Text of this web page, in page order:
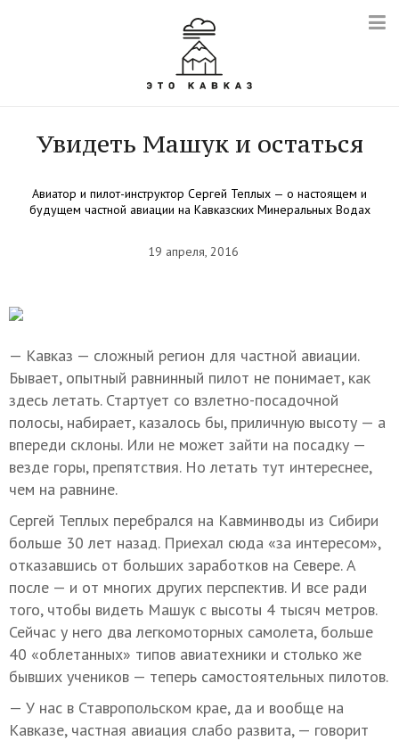
Увидеть Машук и остаться
Авиатор и пилот-инструктор Сергей Теплых — о настоящем и
будущем частной авиации на Кавказских Минеральных Водах
19 апреля, 2016
— Кавказ — сложный регион для частной авиации.
Бывает, опытный равнинный пилот не понимает, как
здесь летать. Стартует со взлетно-посадочной
полосы, набирает, казалось бы, приличную высоту — а
впереди склоны. Или не может зайти на посадку —
везде горы, препятствия. Но летать тут интереснее,
чем на равнине.
Сергей Теплых перебрался на Кавминводы из Сибири
больше 30 лет назад. Приехал сюда «за интересом»,
отказавшись от больших заработков на Севере. А
после — и от многих других перспектив. И все ради
того, чтобы видеть Машук с высоты 4 тысяч метров.
Сейчас у него два легкомоторных самолета, больше
40 «облетанных» типов авиатехники и столько же
бывших учеников — теперь самостоятельных пилотов.
— У нас в Ставропольском крае, да и вообще на
Кавказе, частная авиация слабо развита, — говорит